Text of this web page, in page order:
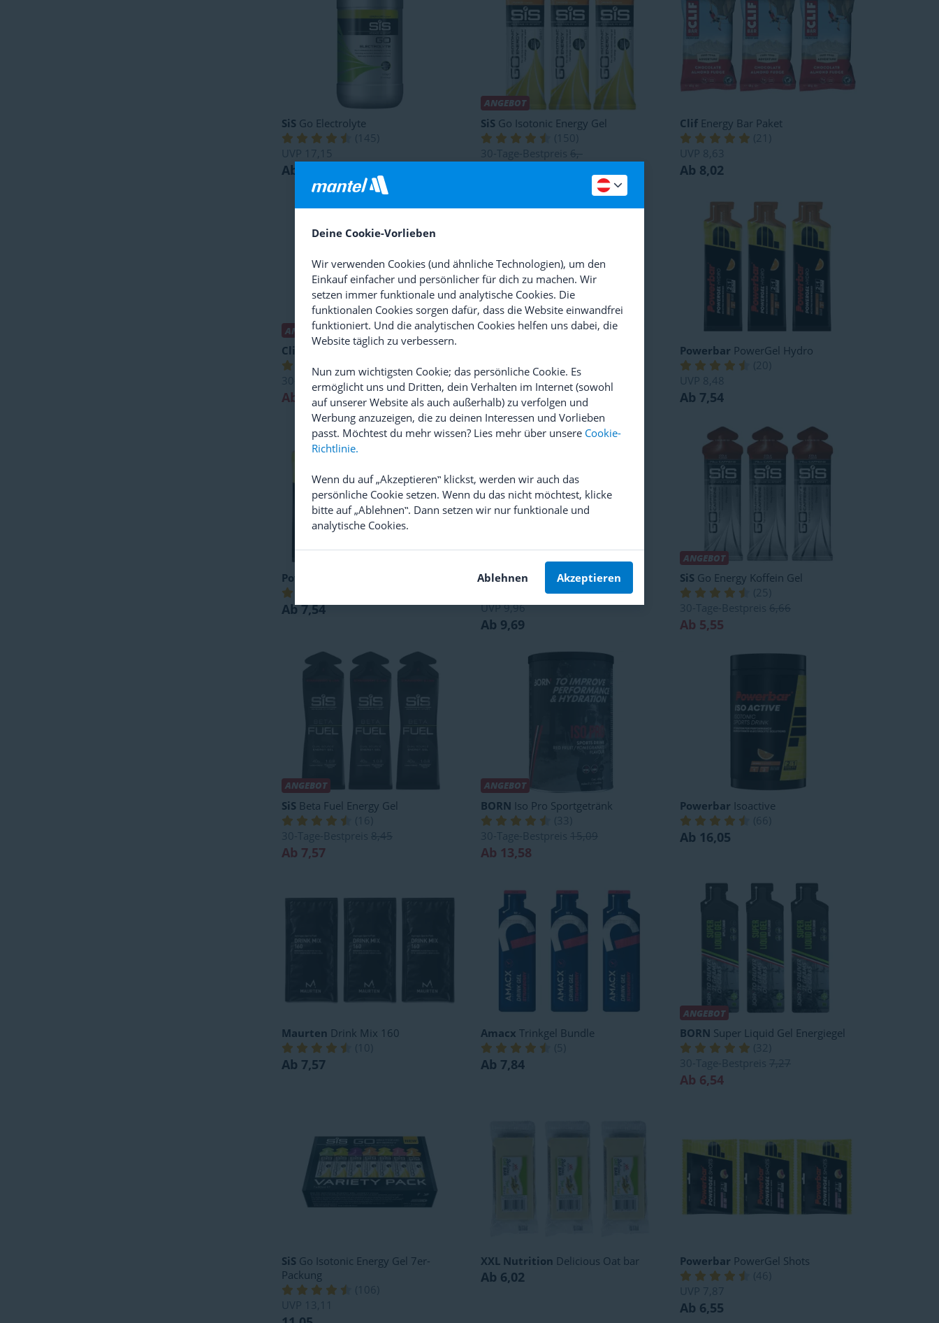
SiS Go Electrolyte
( 145
UVP
17,15
Ab 14,08
ANGEBOT
SiS Go Isotonic Energy Gel
( 150
30-Tage-Bestpreis 6,-
Clif Energy Bar Paket
( 21
UVP 8,63
Ab 8,02
ANGEBOT
Clif
Bloks Energy Chews Paket
15
30-Tage-Bestpreis
12,06
Ab 10,04
66 )
Ab 11,20
Powerbar PowerGel Hydro
(20
UVP 8,48
Ab 7,54
Powerbar
Ab 7,54
Powerbar
Black Line Fuel Gel
(2)
UVP9,96
Ab 9,69
ANGEBOT
SiS Go Energy Koffein Gel
(25
30-Tage-Bestpreis 6,66
Ab 5,55
ANGEBOT
SiS Beta Fuel Energy Gel
( 16
30-Tage-Bestpreis 8,45
Ab 7,57
ANGEBOT
BORN Iso Pro Sportgetränk
( 33
30-Tage-Bestpreis 15,09
Ab 13,58
Powerbar Isoactive
(66
Ab 16,05
Maurten Drink Mix 160
( 10
Ab 7,57
Amacx Trinkgel Bundle
( 5
Ab 7,84
ANGEBOT
BORN Super Liquid Gel Energiegel
( 32
30-Tage-Bestpreis 7,27
Ab 6,54
SiS Go Isotonic Energy Gel 7er-
Packung
( 106
UVP
13,11
XXL Nutrition Delicious Oat bar
Ab 6,02
Powerbar PowerGel Shots
(46
UVP 7,87
Ab 6,55
Deine Cookie-Vorlieben
Wir verwenden Cookies (und ähnliche Technologien), um den
Einkauf einfacher und persönlicher für dich zu machen. Wir
setzen immer funktionale und analytische Cookies. Die
funktionalen Cookies sorgen dafür, dass die Website einwandfrei
funktioniert. Und die analytischen Cookies helfen uns dabei, die
Website täglich zu verbessern.
Nun zum wichtigsten Cookie; das persönliche Cookie. Es
ermöglicht uns und Dritten, dein Verhalten im Internet (sowohl
auf unserer Website als auch außerhalb) zu verfolgen und
Werbung anzuzeigen, die zu deinen Interessen und Vorlieben
passt. Möchtest du mehr wissen? Lies mehr über unsere Cookie-
Richtlinie.
Wenn du auf „Akzeptieren‟ klickst, werden wir auch das
persönliche Cookie setzen. Wenn du das nicht möchtest, klicke
bitte auf „Ablehnen‟. Dann setzen wir nur funktionale und
analytische Cookies.
Ablehnen Akzeptieren